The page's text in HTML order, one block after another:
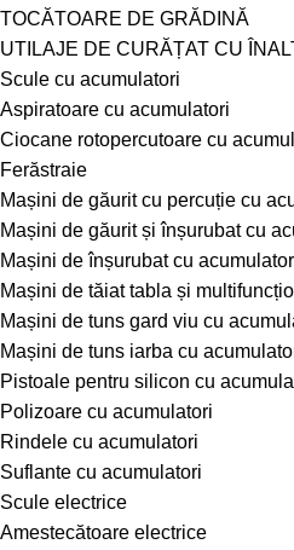
TOCĂTOARE DE GRĂDINĂ
UTILAJE DE CURĂȚAT CU
Scule cu acumulatori
Aspiratoare cu acumulatori
Ciocane rotopercutoare cu
Ferăstraie
Mașini de găurit cu percuție cu
Mașini de găurit și înșurubat cu
Mașini de înșurubat cu
Mașini de tăiat tabla și
Mașini de tuns gard viu cu
Mașini de tuns iarba cu
Pistoale pentru silicon cu
Polizoare cu acumulatori
Rindele cu acumulatori
Suflante cu acumulatori
Scule electrice
Amestecătoare electrice